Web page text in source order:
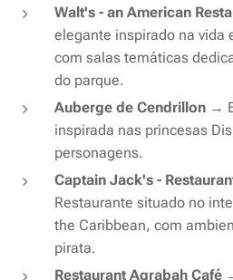
Walt's - an American
elegante inspirado na vida
com salas temáticas
do parque.
Auberge de Cendrillon →
inspirada nas princesas
personagens.
Captain Jack's -
Restaurante situado no
the Caribbean, com
pirata.
Restaurant Agrabah Café